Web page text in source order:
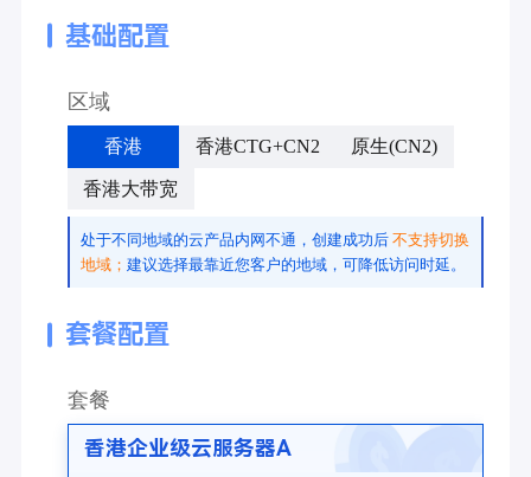
基础配置
区域
香港 香港CTG+CN2 原生(CN2)
香港大带宽
处于不同地域的云产品内网不通，创建成功后 不支持切换
地域； 建议选择最靠近您客户的地域，可降低访问时延。
套餐配置
套餐
香港企业级云服务器A